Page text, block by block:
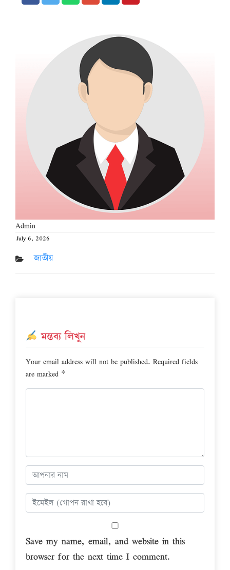
Admin
Posted
on
July 6, 2026
জাতীয়
মন্তব্য লিখুন
Your email address will not be published. Required fields
are marked *
Save my name, email, and website in this
browser for the next time I comment.